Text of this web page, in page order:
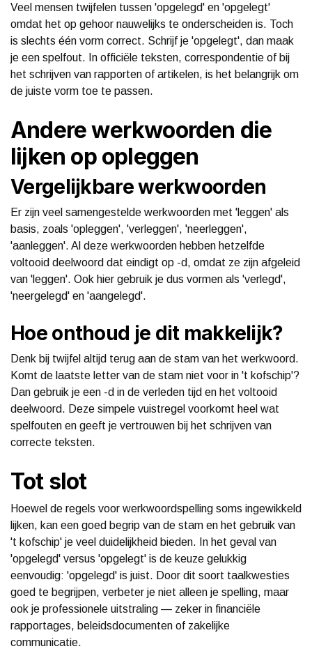
Veel mensen twijfelen tussen 'opgelegd' en 'opgelegt'
omdat het op gehoor nauwelijks te onderscheiden is. Toch
is slechts één vorm correct. Schrijf je 'opgelegt', dan maak
je een spelfout. In officiële teksten, correspondentie of bij
het schrijven van rapporten of artikelen, is het belangrijk om
de juiste vorm toe te passen.
Andere werkwoorden die
lijken op opleggen
Vergelijkbare werkwoorden
Er zijn veel samengestelde werkwoorden met 'leggen' als
basis, zoals 'opleggen', 'verleggen', 'neerleggen',
'aanleggen'. Al deze werkwoorden hebben hetzelfde
voltooid deelwoord dat eindigt op -d, omdat ze zijn afgeleid
van 'leggen'. Ook hier gebruik je dus vormen als 'verlegd',
'neergelegd' en 'aangelegd'.
Hoe onthoud je dit makkelijk?
Denk bij twijfel altijd terug aan de stam van het werkwoord.
Komt de laatste letter van de stam niet voor in 't kofschip'?
Dan gebruik je een -d in de verleden tijd en het voltooid
deelwoord. Deze simpele vuistregel voorkomt heel wat
spelfouten en geeft je vertrouwen bij het schrijven van
correcte teksten.
Tot slot
Hoewel de regels voor werkwoordspelling soms ingewikkeld
lijken, kan een goed begrip van de stam en het gebruik van
't kofschip' je veel duidelijkheid bieden. In het geval van
'opgelegd' versus 'opgelegt' is de keuze gelukkig
eenvoudig: 'opgelegd' is juist. Door dit soort taalkwesties
goed te begrijpen, verbeter je niet alleen je spelling, maar
ook je professionele uitstraling — zeker in financiële
rapportages, beleidsdocumenten of zakelijke
communicatie.